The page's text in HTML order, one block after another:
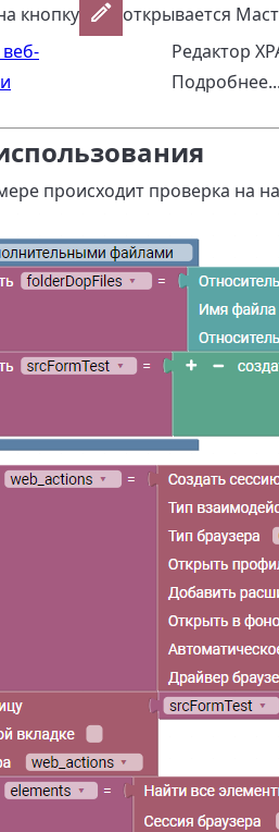
кнопку
открывается
Редактор
Подробнее...
происходит проверка на